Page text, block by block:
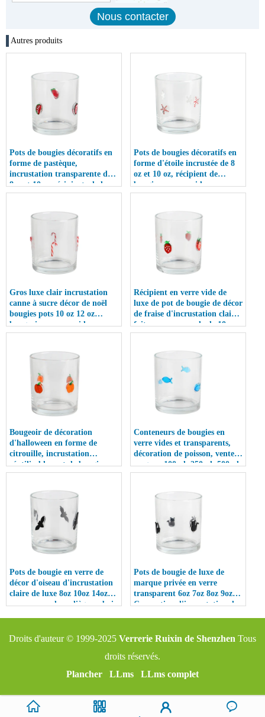
Autres produits
Pots de bougies décoratifs en
forme de pastèque,
incrustation transparente de
8oz et 10oz, récipients de luxe
en verre vides avec couvercles
Pots de bougies décoratifs en
forme d'étoile incrustée de 8
oz et 10 oz, récipient de
bougie en verre vide avec
couvercle en bambou pour
Gros luxe clair incrustation
canne à sucre décor de noël
bougies pots 10 oz 12 oz
bougeoir en verre vide avec
couvercle
Récipient en verre vide de
luxe de pot de bougie de décor
de fraise d'incrustation claire
faite sur commande de 10oz
12oz avec le couvercle en
Bougeoir de décoration
d'halloween en forme de
citrouille, incrustation
réutilisable, pot de bougie en
verre de 10oz 12oz avec
maison de luxe
Conteneurs de bougies en
verre vides et transparents,
décoration de poisson, vente
en gros, 100ml, 250ml, 500ml,
avec couvercles en bambou
Pots de bougie en verre de
décor d'oiseau d'incrustation
claire de luxe 8oz 10oz 14oz
avec couvercle en liège en bois
Pots de bougie de luxe de
marque privée en verre
transparent 6oz 7oz 8oz 9oz
Conception d'incrustation de
Droits d'auteur © 1999-2025 Verrerie Ruixin de Shenzhen Tous
droits réservés.
Plancher
LLms LLms complet